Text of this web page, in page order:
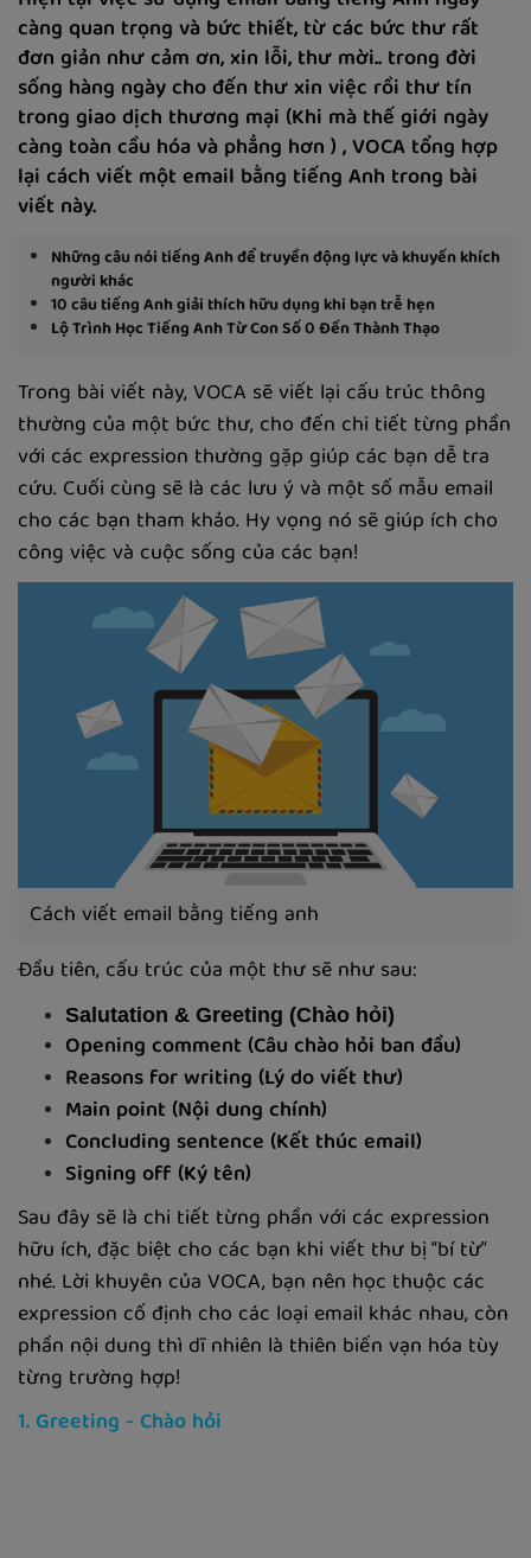
càng quan trọng và bức thiết, từ các bức thư rất
đơn giản như cảm ơn, xin lỗi, thư mời.. trong đời
sống hàng ngày cho đến thư xin việc rồi thư tín
trong giao dịch thương mại (Khi mà thế giới ngày
càng toàn cầu hóa và phẳng hơn ) , VOCA tổng hợp
lại cách viết một email bằng tiếng Anh trong bài
viết này.
Những câu nói tiếng Anh để truyền động lực và khuyến khích
người khác
10 câu tiếng Anh giải thích hữu dụng khi bạn trễ hẹn
Lộ Trình Học Tiếng Anh Từ Con Số 0 Đến Thành Thạo
Trong bài viết này, VOCA sẽ viết lại cấu trúc thông
thường của một bức thư, cho đến chi tiết từng phần
với các expression thường gặp giúp các bạn dễ tra
cứu. Cuối cùng sẽ là các lưu ý và một số mẫu email
cho các bạn tham khảo. Hy vọng nó sẽ giúp ích cho
công việc và cuộc sống của các bạn!
Cách viết email bằng tiếng anh
Đầu tiên, cấu trúc của một thư sẽ như sau:
Salutation & Greeting (Chào hỏi)
Opening comment (Câu chào hỏi ban đầu)
Reasons for writing (Lý do viết thư)
Main point (Nội dung chính)
Concluding sentence (Kết thúc email)
Signing off (Ký tên)
Sau đây sẽ là chi tiết từng phần với các expression
hữu ích, đặc biệt cho các bạn khi viết thư bị “bí từ”
nhé. Lời khuyên của VOCA, bạn nên học thuộc các
expression cố định cho các loại email khác nhau, còn
phần nội dung thì dĩ nhiên là thiên biến vạn hóa tùy
từng trường hợp!
1. Greeting - Chào hỏi